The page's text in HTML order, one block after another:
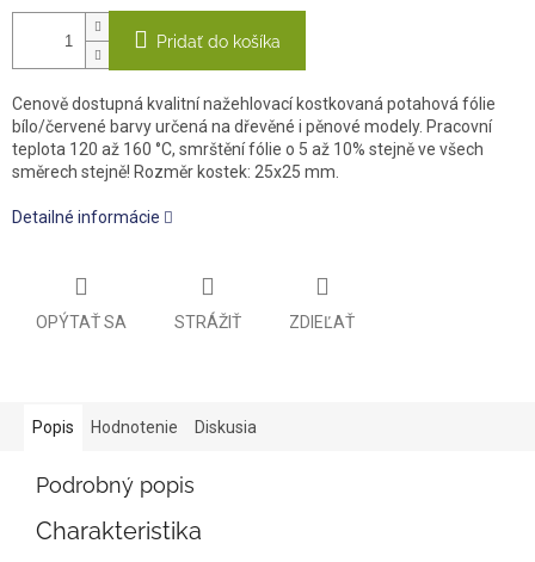
Pridať do košíka
Cenově dostupná kvalitní nažehlovací kostkovaná potahová fólie
bílo/červené barvy určená na dřevěné i pěnové modely. Pracovní
teplota 120 až 160 °C, smrštění fólie o 5 až 10% stejně ve všech
směrech stejně! Rozměr kostek: 25x25 mm.
Detailné informácie
OPÝTAŤ SA STRÁŽIŤ ZDIEĽAŤ
Popis Hodnotenie Diskusia
Podrobný popis
Charakteristika